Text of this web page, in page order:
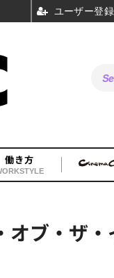
働き方
ブ・ザ
ユーザー登録